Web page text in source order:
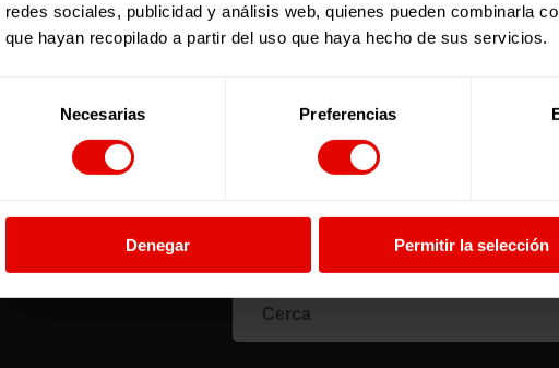
redes sociales, publicidad y análisis web, quienes pueden combinarla
que hayan recopilado a partir del uso que haya hecho de sus servicios.
Necesarias Preferencias
Denegar Permitir la selección
Vols rebre informació?
Subscriu-te a la
Facebook
X